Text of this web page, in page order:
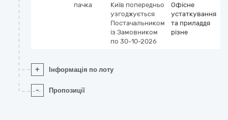
пачка
Київ попередньо
узгоджується
Постачальником
із Замовником
по 30-10-2026
Офісне
устаткування
та приладдя
різне
+ Інформація по лоту
- Пропозиції